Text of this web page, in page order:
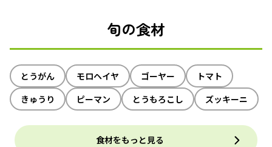
旬の食材
とうがん モロヘイヤ ゴーヤー
トマト
きゅうり
ピーマン とうもろこし ズッキーニ
食材をもっと見る